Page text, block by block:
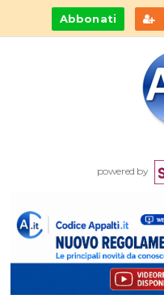
Abbonati
powered by